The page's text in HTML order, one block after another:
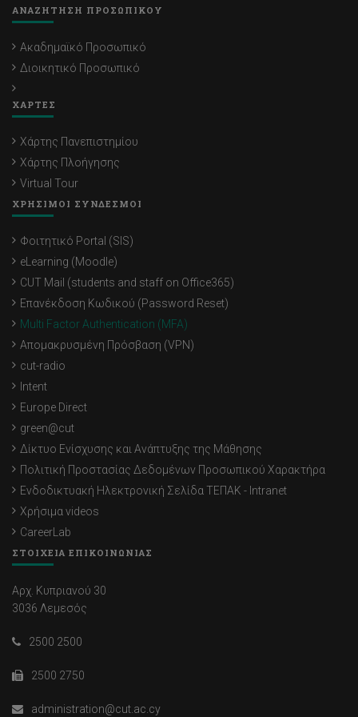
ΑΝΑΖΗΤΗΣΗ ΠΡΟΣΩΠΙΚΟΥ
Ακαδημαϊκό Προσωπικό
Διοικητικό Προσωπικό
ΧΑΡΤΕΣ
Χάρτης Πανεπιστημίου
Χάρτης Πλοήγησης
Virtual Tour
ΧΡΗΣΙΜΟΙ ΣΥΝΔΕΣΜΟΙ
Φοιτητικό Portal (SIS)
eLearning (Moodle)
CUT Mail (students and staff on Office365)
Επανέκδοση Κωδικού (Password Reset)
Multi Factor Authentication (MFA)
Απομακρυσμένη Πρόσβαση (VPN)
cut-radio
Intent
Europe Direct
green@cut
Δίκτυο Ενίσχυσης και Ανάπτυξης της Μάθησης
Πολιτική Προστασίας Δεδομένων Προσωπικού Χαρακτήρα
Ενδοδικτυακή Ηλεκτρονική Σελίδα ΤΕΠΑΚ - Intranet
Χρήσιμα videos
CareerLab
ΣΤΟΙΧΕΙΑ ΕΠΙΚΟΙΝΩΝΙΑΣ
Αρχ. Κυπριανού 30
3036 Λεμεσός
2500 2500
2500 2750
administration@cut.ac.cy